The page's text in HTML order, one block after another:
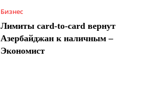
Бизнес
Лимиты card-to-card вернут
Азербайджан к наличным –
Экономист